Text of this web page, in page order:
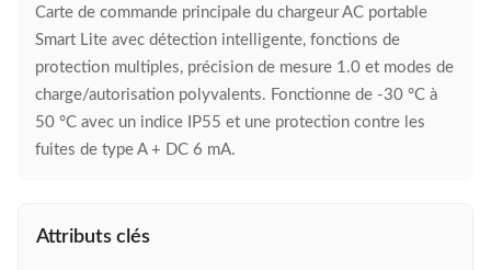
Carte de commande principale du chargeur AC portable
Smart Lite avec détection intelligente, fonctions de
protection multiples, précision de mesure 1.0 et modes de
charge/autorisation polyvalents. Fonctionne de -30 °C à
50 °C avec un indice IP55 et une protection contre les
fuites de type A + DC 6 mA.
Attributs clés